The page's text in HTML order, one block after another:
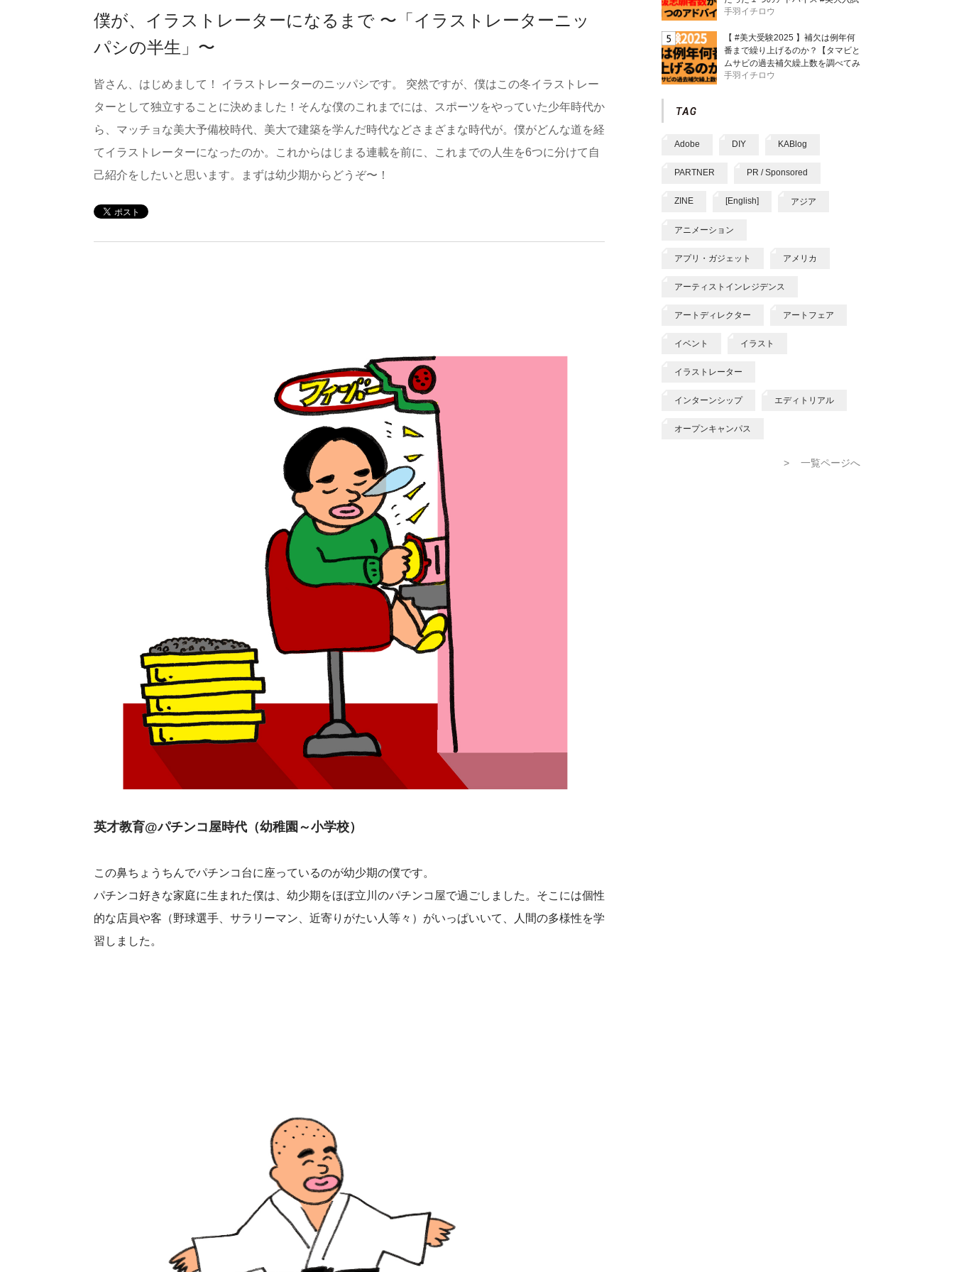
僕が、イラストレーターになるまで 〜「イラストレーターニッ
パシの半生」〜
皆さん、はじめまして！ イラストレーターのニッパシです。 突然ですが、僕はこの冬イラストレー
ターとして独立することに決めました！そんな僕のこれまでには、スポーツをやっていた少年時代か
ら、マッチョな美大予備校時代、美大で建築を学んだ時代などさまざまな時代が。僕がどんな道を経
てイラストレーターになったのか。これからはじまる連載を前に、これまでの人生を6つに分けて自
己紹介をしたいと思います。まずは幼少期からどうぞ〜！
英才教育@パチンコ屋時代（幼稚園～小学校）
この鼻ちょうちんでパチンコ台に座っているのが幼少期の僕です。
パチンコ好きな家庭に生まれた僕は、幼少期をほぼ立川のパチンコ屋で過ごしました。そこには個性
的な店員や客（野球選手、サラリーマン、近寄りがたい人等々）がいっぱいいて、人間の多様性を学
習しました。
手羽イチロウ
【 #美大受験2025 】補欠は例年何
番まで繰り上げるのか？【タマビと
ムサビの過去補欠繰上数を調べてみ
た】
手羽イチロウ
Adobe DIY KABlog
PARTNER PR / Sponsored
ZINE [English] アジア
アニメーション
アプリ・ガジェット アメリカ
アーティストインレジデンス
アートディレクター アートフェア
イベント イラスト
イラストレーター
インターンシップ エディトリアル
オープンキャンパス
> 一覧ページへ